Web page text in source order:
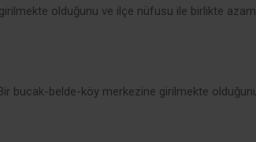
olduğunu ve ilçe nüfusu ile birlikte azami
bucak-belde-köy merkezine girilmekte